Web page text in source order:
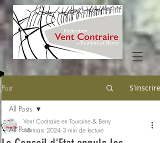
Post S'inscrire
All Posts
All Posts
Vent Contraire en Touraine & Berry
13 mars 2024 3 min de lecture